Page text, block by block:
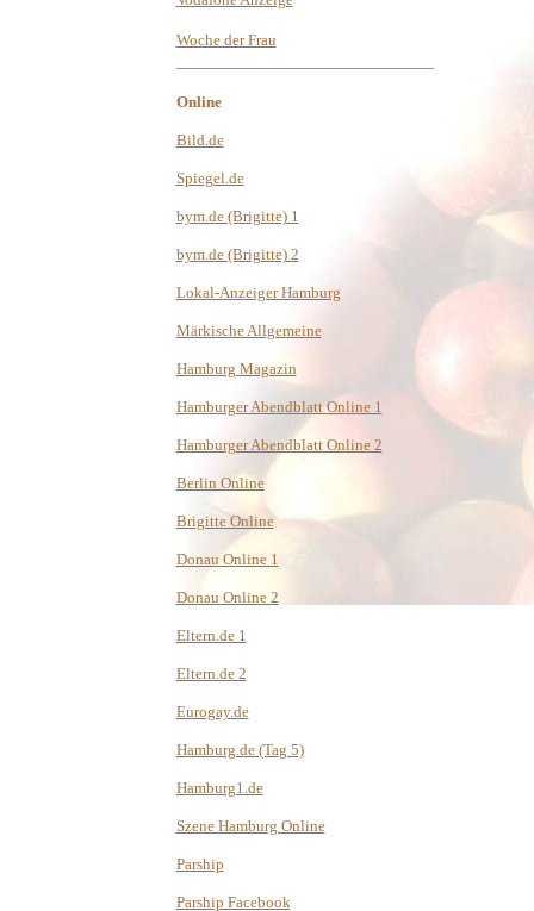
Woche der Frau
Online
Bild.de
Spiegel.de
bym.de (Brigitte) 1
bym.de (Brigitte) 2
Lokal-Anzeiger Hamburg
Märkische Allgemeine
Hamburg Magazin
Hamburger Abendblatt Online 1
Hamburger Abendblatt Online 2
Berlin Online
Brigitte Online
Donau Online 1
Donau Online 2
Eltern.de 1
Eltern.de 2
Eurogay.de
Hamburg.de (Tag 5)
Hamburg1.de
Szene Hamburg Online
Parship
Parship Facebook